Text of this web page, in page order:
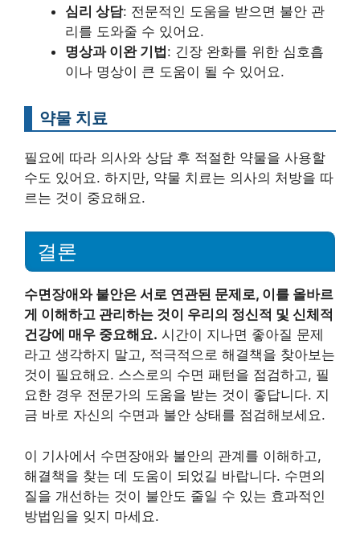
심리 상담: 전문적인 도움을 받으면 불안 관
리를 도와줄 수 있어요.
명상과 이완 기법: 긴장 완화를 위한 심호흡
이나 명상이 큰 도움이 될 수 있어요.
약물 치료
필요에 따라 의사와 상담 후 적절한 약물을 사용할
수도 있어요. 하지만, 약물 치료는 의사의 처방을 따
르는 것이 중요해요.
결론
수면장애와 불안은 서로 연관된 문제로, 이를 올바르
게 이해하고 관리하는 것이 우리의 정신적 및 신체적
건강에 매우 중요해요. 시간이 지나면 좋아질 문제
라고 생각하지 말고, 적극적으로 해결책을 찾아보는
것이 필요해요. 스스로의 수면 패턴을 점검하고, 필
요한 경우 전문가의 도움을 받는 것이 좋답니다. 지
금 바로 자신의 수면과 불안 상태를 점검해보세요.
이 기사에서 수면장애와 불안의 관계를 이해하고,
해결책을 찾는 데 도움이 되었길 바랍니다. 수면의
질을 개선하는 것이 불안도 줄일 수 있는 효과적인
방법임을 잊지 마세요.